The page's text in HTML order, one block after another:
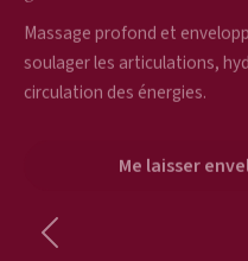
Massage profond et
soulager les articulations,
circulation des énergies.
Me laisser
Précédent